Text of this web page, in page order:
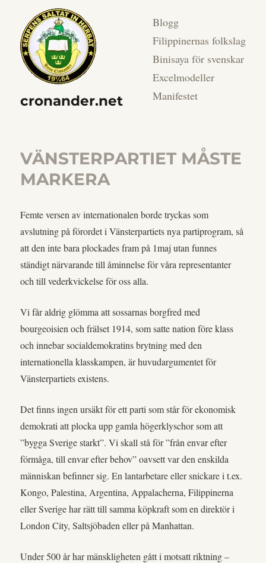
cronander.net
Blogg
Filippinernas folkslag
Binisaya för svenskar
Excelmodeller
Manifestet
VÄNSTERPARTIET MÅSTE
MARKERA
Femte versen av internationalen borde tryckas som
avslutning på förordet i Vänsterpartiets nya partiprogram, så
att den inte bara plockades fram på 1maj utan funnes
ständigt närvarande till åminnelse för våra representanter
och till vederkvickelse för oss alla.
Vi får aldrig glömma att sossarnas borgfred med
bourgeoisien och frälset 1914, som satte nation före klass
och innebar socialdemokratins brytning med den
internationella klasskampen, är huvudargumentet för
Vänsterpartiets existens.
Det finns ingen ursäkt för ett parti som står för ekonomisk
demokrati att plocka upp gamla högerklyschor som att
”bygga Sverige starkt”. Vi skall stå för ”från envar efter
förmåga, till envar efter behov” oavsett var den enskilda
människan befinner sig. En lantarbetare eller snickare i t.ex.
Kongo, Palestina, Argentina, Appalacherna, Filippinerna
eller Sverige har rätt till samma köpkraft som en direktör i
London City, Saltsjöbaden eller på Manhattan.
Under 500 år har mänskligheten gått i motsatt riktning –